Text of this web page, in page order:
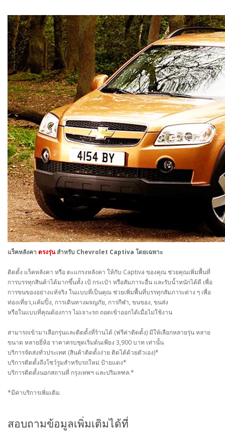
แร็คหลังคา ตรงรุ่นสำหรับ Chevrolet Captiva โดยเฉพาะ
ติดตั้ง แร็คหลังคา หรือ ตะแกรงหลังคา ให้กับ Captiva ของคุณ ช่วยคุณเพิ่มพื้นที่
การบรรทุกสินค้าได้มากขึ้นทั้ง เป้ กระเป๋า หรือสัมภาระอื่น และรับน้ำหนักได้ดี เพื่อ
การขนของอย่างแท้จริง ในแบบที่เป็นคุณ ช่วยเพิ่มพื้นที่บรรทุกสัมภาระต่าง ๆ เพื่อ
ท่องเที่ยว,แค้มปิ้ง, การเดินทางผจญภัย, การกีฬา, ขนของ, ขนส่ง
หรือในแบบที่คุณต้องการ ไม่เจาะรถ ถอดเข้าออกได้เมื่อไม่ใช้งาน
สามารถเข้ามาเลือกรุ่นและติดตั้งที่ร้านได้ (ฟรีค่าติดตั้ง) มีให้เลือกหลายรุ่น หลาย
ขนาด หลายยี่ห้อ ราคาครบชุดเริ่มต้นเพียง 3,900 บาท เท่านั้น
บริการจัดส่งทั่วประเทศ (สินค้าติดตั้งง่าย ติดได้ด้วยตัวเอง)*
บริการติดตั้งถึงโชว์รูมสำหรับรถใหม่ ป้ายแดง*
บริการติดตั้งนอกสถานที่ กรุงเทพฯ และปริมลฑล.*
*มีค่าบริการเพิ่มเติม
สอบถามข้อมูลเพิ่มเติมได้ที่